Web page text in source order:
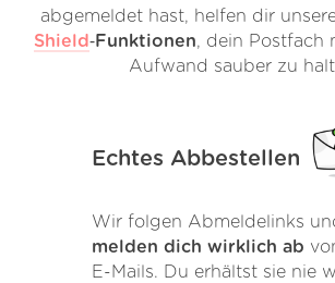
abgemeldet hast, helfen dir
Shield‑Funktionen, dein Postfach
Aufwand sauber zu
Echtes Abbestellen
Wir folgen Abmeldelinks
melden dich wirklich ab
E-Mails. Du erhältst sie nie